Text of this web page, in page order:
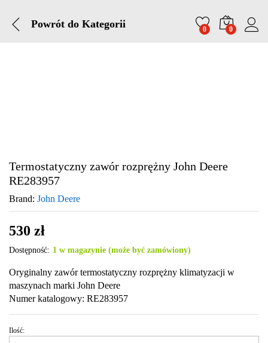
Powrót do Kategorii 0 0
Termostatyczny zawór rozprężny John Deere
RE283957
Brand: John Deere
530 zł
Dostępność: 1 w magazynie (może być zamówiony)
Oryginalny zawór termostatyczny rozprężny klimatyzacji w
maszynach marki John Deere
Numer katalogowy: RE283957
Termostatyczny
Ilość: